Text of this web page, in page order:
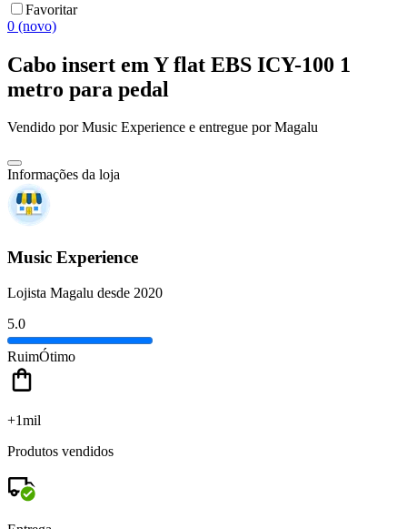
Favoritar
0 (novo)
Cabo insert em Y flat EBS ICY-100 1
metro para pedal
Vendido porMusic Experience e entregue por Magalu
Informações da loja
Music Experience
Lojista Magalu desde 2020
5.0
RuimÓtimo
+1mil
Produtos vendidos